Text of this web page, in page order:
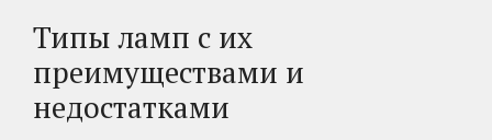
Типы ламп с их
преимуществами и
недостатками